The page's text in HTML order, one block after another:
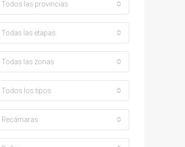
Todos las provincias
Todas las etapas
Todas las zonas
Todos los tipos
Recámaras